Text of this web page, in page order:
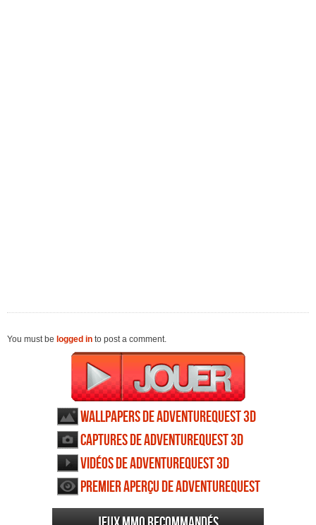
You must be logged in to post a comment.
Wallpapers de AdventureQuest 3D
Captures de AdventureQuest 3D
Vidéos de AdventureQuest 3D
Premier aperçu de AdventureQuest
3D